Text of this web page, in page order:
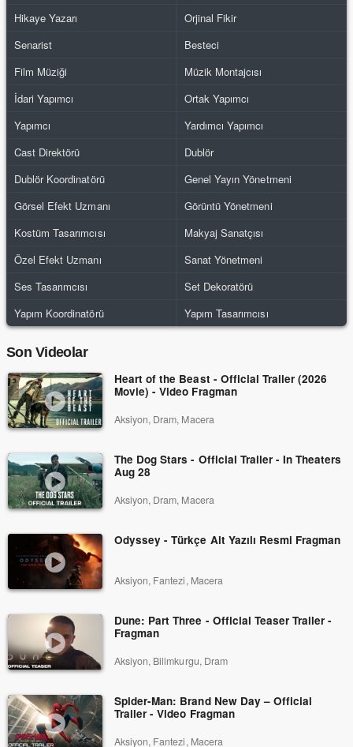
Hikaye Yazarı
Orjinal Fikir
Senarist
Besteci
Film Müziği
Müzik Montajcısı
İdari Yapımcı
Ortak Yapımcı
Yapımcı
Yardımcı Yapımcı
Cast Direktörü
Dublör
Dublör Koordinatörü
Genel Yayın Yönetmeni
Görsel Efekt Uzmanı
Görüntü Yönetmeni
Kostüm Tasarımcısı
Makyaj Sanatçısı
Özel Efekt Uzmanı
Sanat Yönetmeni
Ses Tasarımcısı
Set Dekoratörü
Yapım Koordinatörü
Yapım Tasarımcısı
Son Videolar
Heart of the Beast - Official Trailer (2026
Movie) - Video Fragman
Aksiyon, Dram, Macera
The Dog Stars - Official Trailer - In Theaters
Aug 28
Aksiyon, Dram, Macera
Odyssey - Türkçe Alt Yazılı Resmi Fragman
Aksiyon, Fantezi, Macera
Dune: Part Three - Official Teaser Trailer -
Fragman
Aksiyon, Bilimkurgu, Dram
Spider-Man: Brand New Day – Official
Trailer - Video Fragman
Aksiyon, Fantezi, Macera